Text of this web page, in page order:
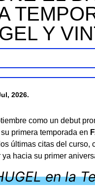
Y
2026.
como un debut
primera temporada en
últimas citas del curso,
hacia su primer
en la